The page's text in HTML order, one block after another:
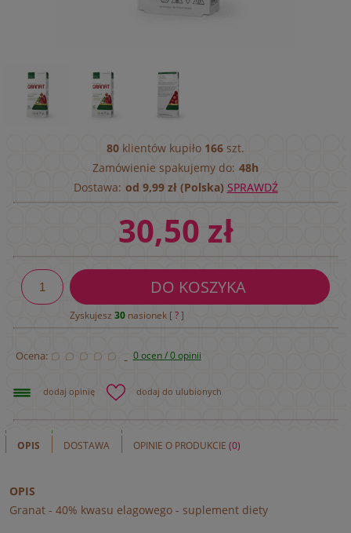
80 klientów kupiło 166 szt.
Zamówienie spakujemy do: 48h
Dostawa: od 9,99 zł (Polska) SPRAWDŹ
30,50 zł
DO KOSZYKA
Zyskujesz30 nasionek [?]
Ocena: 0 ocen / 0 opinii
dodaj opinię dodaj do ulubionych
OPIS DOSTAWA OPINIE O PRODUKCIE (0)
OPIS
Granat - 40% kwasu elagowego - suplement diety